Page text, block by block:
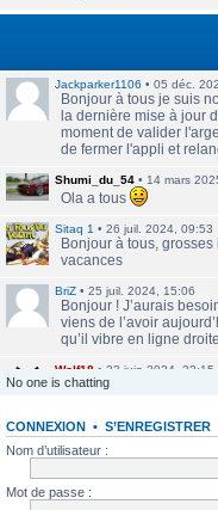
Jackparker1106 • 05 déc.
Bonjour à tous je suis
la dernière mise à jour
moment de valider
de fermer l'appli et
Shumi_du_54 • 14 mars
Ola a tous
Sitaq 1 • 26 juil. 2024, 09:53
Bonjour à tous,
vacances
BriZ • 25 juil. 2024, 15:06
Bonjour ! J’aurais
viens de l’avoir
qu’il vibre en ligne
Wolf18 • 23 juin 2024, 22:15
Le site a l'air de
labbethoven• 22 mars 2024,
Salut Jero, merci de ta
Bethoven tu peux te
No one is chatting
CONNEXION • S’ENREGISTRER
Nom d’utilisateur :
Mot de passe :